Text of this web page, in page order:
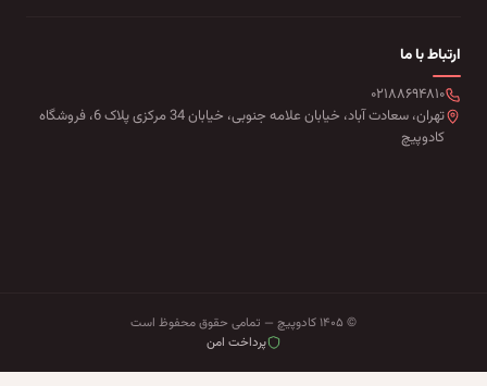
ارتباط با ما
۰۲۱۸۸۶۹۴۸۱۰
تهران، سعادت آباد، خیابان علامه جنوبی، خیابان 34 مرکزی پلاک 6، فروشگاه
کادوپیچ
© ۱۴۰۵ کادوپیچ — تمامی حقوق محفوظ است
پرداخت امن